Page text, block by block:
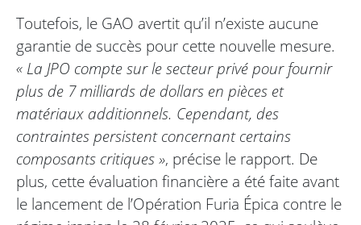
Toutefois, le GAO avertit qu’il n’existe aucune
garantie de succès pour cette nouvelle mesure.
« La JPO compte sur le secteur privé pour fournir
plus de 7 milliards de dollars en pièces et
matériaux additionnels. Cependant, des
contraintes persistent concernant certains
composants critiques », précise le rapport. De
plus, cette évaluation financière a été faite avant
le lancement de l’Opération Furia Épica contre le